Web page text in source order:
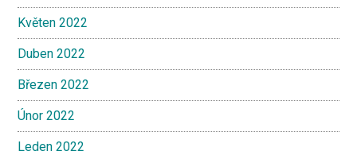
Květen 2022
Duben 2022
Březen 2022
Únor 2022
Leden 2022